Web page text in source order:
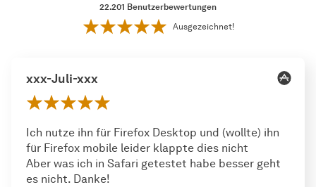
22.201 Benutzerbewertungen
Ausgezeichnet!
xxx-Juli-xxx
Ich nutze ihn für Firefox Desktop und (wollte) ihn
für Firefox mobile leider klappte dies nicht
Aber was ich in Safari getestet habe besser geht
es nicht. Danke!